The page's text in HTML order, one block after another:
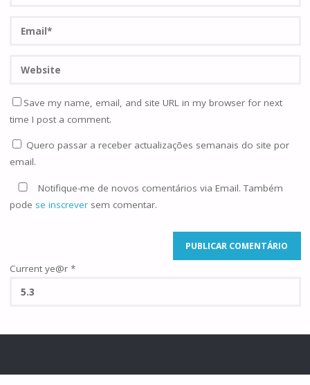
Save my name, email, and site URL in my browser for next
time I post a comment.
Quero passar a receber actualizações semanais do site por
email.
Notifique-me de novos comentários via Email. Também
pode se inscreversem comentar.
Current ye@r *